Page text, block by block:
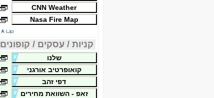
CNN Weather
Nasa Fire Map
קניות / עסקים / קופונים
שלנו
קואופרטיב אורגני
דפי זהב
זאפ - השוואת מחירים